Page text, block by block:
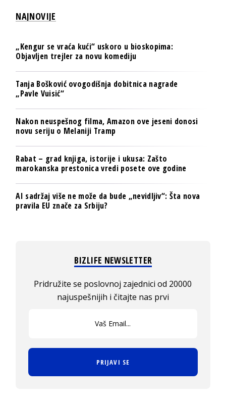
NAJNOVIJE
„Kengur se vraća kući“ uskoro u bioskopima:
Objavljen trejler za novu komediju
Tanja Bošković ovogodišnja dobitnica nagrade
„Pavle Vuisić“
Nakon neuspešnog filma, Amazon ove jeseni donosi
novu seriju o Melaniji Tramp
Rabat – grad knjiga, istorije i ukusa: Zašto
marokanska prestonica vredi posete ove godine
AI sadržaj više ne može da bude „nevidljiv“: Šta nova
pravila EU znače za Srbiju?
BIZLIFE NEWSLETTER
Pridružite se poslovnoj zajednici od 20000
najuspešnijih i čitajte nas prvi
PRIJAVI SE